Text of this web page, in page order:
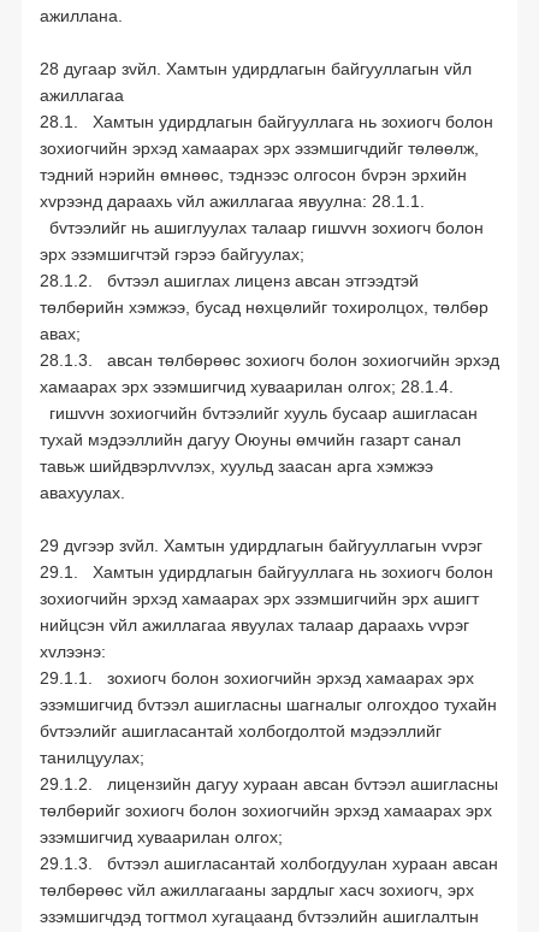
ажиллана.
28 дугаар зvйл. Хамтын удирдлагын байгууллагын vйл
ажиллагаа
28.1. Хамтын удирдлагын байгууллага нь зохиогч болон
зохиогчийн эрхэд хамаарах эрх эзэмшигчдийг төлөөлж,
тэдний нэрийн өмнөөс, тэднээс олгосон бvрэн эрхийн
хvрээнд дараахь vйл ажиллагаа явуулна: 28.1.1.
бvтээлийг нь ашиглуулах талаар гишvvн зохиогч болон
эрх эзэмшигчтэй гэрээ байгуулах;
28.1.2. бvтээл ашиглах лиценз авсан этгээдтэй
төлбөрийн хэмжээ, бусад нөхцөлийг тохиролцох, төлбөр
авах;
28.1.3. авсан төлбөрөөс зохиогч болон зохиогчийн эрхэд
хамаарах эрх эзэмшигчид хуваарилан олгох; 28.1.4.
гишvvн зохиогчийн бvтээлийг хууль бусаар ашигласан
тухай мэдээллийн дагуу Оюуны өмчийн газарт санал
тавьж шийдвэрлvvлэх, хуульд заасан арга хэмжээ
авахуулах.
29 дvгээр зvйл. Хамтын удирдлагын байгууллагын vvрэг
29.1. Хамтын удирдлагын байгууллага нь зохиогч болон
зохиогчийн эрхэд хамаарах эрх эзэмшигчийн эрх ашигт
нийцсэн vйл ажиллагаа явуулах талаар дараахь vvрэг
хvлээнэ:
29.1.1. зохиогч болон зохиогчийн эрхэд хамаарах эрх
эзэмшигчид бvтээл ашигласны шагналыг олгохдоо тухайн
бvтээлийг ашигласантай холбогдолтой мэдээллийг
танилцуулах;
29.1.2. лицензийн дагуу хураан авсан бvтээл ашигласны
төлбөрийг зохиогч болон зохиогчийн эрхэд хамаарах эрх
эзэмшигчид хуваарилан олгох;
29.1.3. бvтээл ашигласантай холбогдуулан хураан авсан
төлбөрөөс vйл ажиллагааны зардлыг хасч зохиогч, эрх
эзэмшигчдэд тогтмол хугацаанд бvтээлийн ашиглалтын